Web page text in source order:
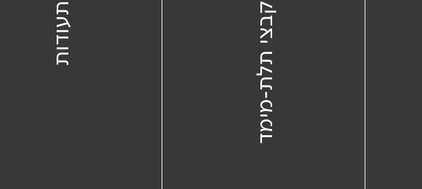
קבצי תלת-מימד תעודות